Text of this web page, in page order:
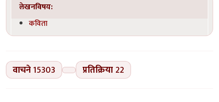
लेखनविषय:
कविता
वाचने15303 प्रतिक्रिया 22